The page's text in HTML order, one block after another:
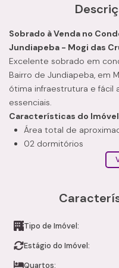
Sobrado à Venda no
Jundiapeba - Mogi das
Excelente sobrado em
Bairro de Jundiapeba, em
ótima infraestrutura e fácil
essenciais.
Características do
Área total de
02 dormitórios
Cozinha americana
01 vaga de
Localização:
Imóvel em excelente
Tipo de Imóvel:
Estágio do Imóvel:
Quartos: